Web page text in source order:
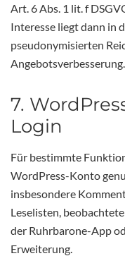
Art. 6 Abs. 1 lit. f
Interesse liegt dann in
pseudonymisierten
Angebotsverbesserung.
7.
Login
Für bestimmte
WordPress-Konto
insbesondere
Leselisten,
der Ruhrbarone-App
Erweiterung.